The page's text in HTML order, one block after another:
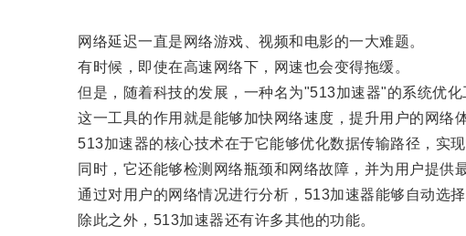
网络延迟一直是网络游戏、视频和电影的一大难题。
有时候，即使在高速网络下，网速也会变得拖缓。
但是，随着科技的发展，一种名为"513加速器"的系统优化
这一工具的作用就是能够加快网络速度，提升用户的网络体
513加速器的核心技术在于它能够优化数据传输路径，实现
同时，它还能够检测网络瓶颈和网络故障，并为用户提供最
通过对用户的网络情况进行分析，513加速器能够自动选择
除此之外，513加速器还有许多其他的功能。